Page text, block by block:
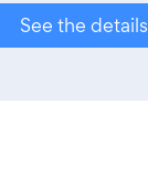
See the details